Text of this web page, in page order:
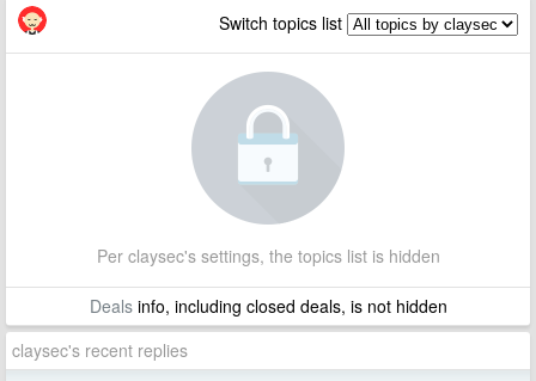
Switch topics list
Per claysec's settings, the topics list is hidden
Dealsinfo, including closed deals, is not hidden
claysec's recent replies